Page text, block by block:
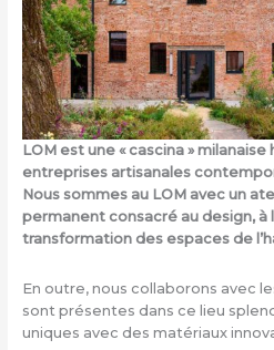
LOM est une « cascina »
entreprises artisanales
Nous sommes au LOM avec un
permanent consacré au design, à
transformation des espaces de
En outre, nous collaborons avec
sont présentes dans ce lieu
uniques avec des matériaux